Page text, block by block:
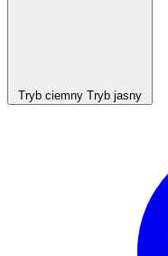
Tryb ciemny Tryb jasny